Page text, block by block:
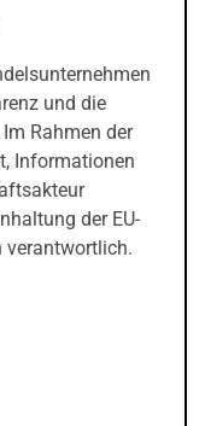
und die
Rahmen der
Informationen
der EU-
verantwortlich.